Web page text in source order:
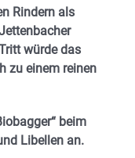
Rindern als
würde das
zu einem reinen
beim
Libellen an.